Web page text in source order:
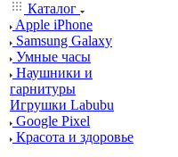
Каталог
Apple iPhone
Samsung Galaxy
Умные часы
Наушники и
гарнитуры
Игрушки Labubu
Google Pixel
Красота и здоровье